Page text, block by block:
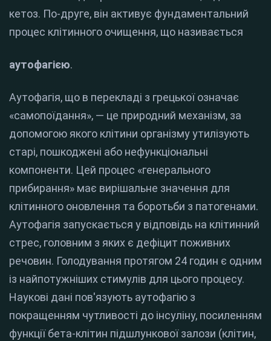
кетоз. По-друге, він активує фундаментальний
процес клітинного очищення, що називається
аутофагією.
Аутофагія, що в перекладі з грецької означає
«самопоїдання», — це природний механізм, за
допомогою якого клітини організму утилізують
старі, пошкоджені або нефункціональні
компоненти. Цей процес «генерального
прибирання» має вирішальне значення для
клітинного оновлення та боротьби з патогенами.
Аутофагія запускається у відповідь на клітинний
стрес, головним з яких є дефіцит поживних
речовин. Голодування протягом 24 годин є одним
із найпотужніших стимулів для цього процесу.
Наукові дані пов'язують аутофагію з
покращенням чутливості до інсуліну, посиленням
функції бета-клітин підшлункової залози (клітин,